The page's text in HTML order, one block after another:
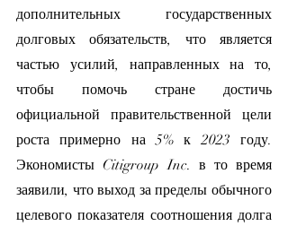
дополнительных государственных
долговых обязательств, что является
частью усилий, направленных на то,
чтобы помочь стране достичь
официальной правительственной цели
роста примерно на 5% к 2023 году.
Экономисты Citigroup Inc. в то время
заявили, что выход за пределы обычного
целевого показателя соотношения долга